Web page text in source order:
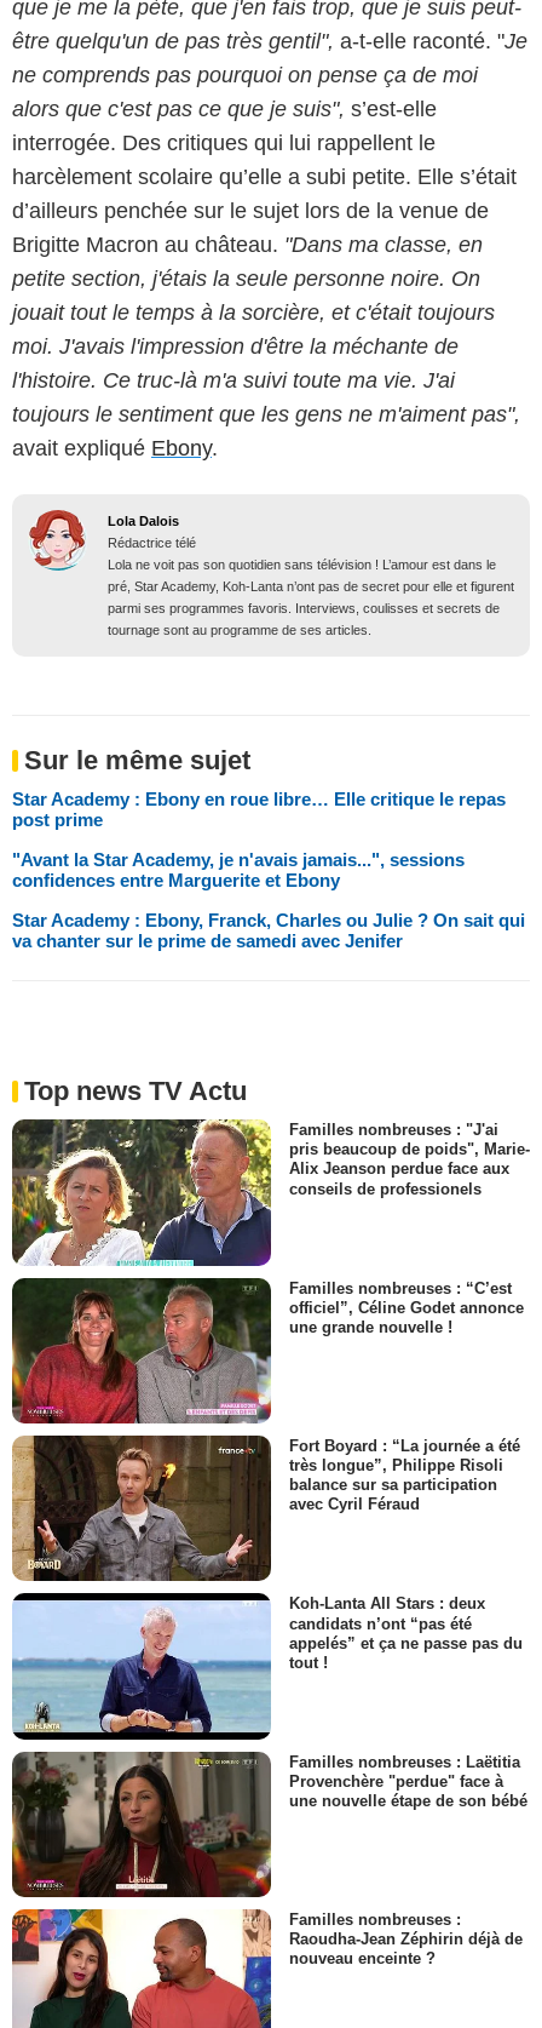
que je me la pète, que j'en fais trop, que je suis peut-
être quelqu'un de pas très gentil", a-t-elle raconté. "Je
ne comprends pas pourquoi on pense ça de moi
alors que c'est pas ce que je suis", s’est-elle
interrogée. Des critiques qui lui rappellent le
harcèlement scolaire qu’elle a subi petite. Elle s’était
d’ailleurs penchée sur le sujet lors de la venue de
Brigitte Macron au château. "Dans ma classe, en
petite section, j'étais la seule personne noire. On
jouait tout le temps à la sorcière, et c'était toujours
moi. J'avais l'impression d'être la méchante de
l'histoire. Ce truc-là m'a suivi toute ma vie. J'ai
toujours le sentiment que les gens ne m'aiment pas",
avait expliqué Ebony.
Lola Dalois
Rédactrice télé
Lola ne voit pas son quotidien sans télévision ! L’amour est dans le
pré, Star Academy, Koh-Lanta n’ont pas de secret pour elle et figurent
parmi ses programmes favoris. Interviews, coulisses et secrets de
tournage sont au programme de ses articles.
Sur le même sujet
Star Academy : Ebony en roue libre… Elle critique le repas
post prime
"Avant la Star Academy, je n'avais jamais...", sessions
confidences entre Marguerite et Ebony
Star Academy : Ebony, Franck, Charles ou Julie ? On sait qui
va chanter sur le prime de samedi avec Jenifer
Top news TV Actu
Familles nombreuses : "J'ai
pris beaucoup de poids", Marie-
Alix Jeanson perdue face aux
conseils de professionels
Familles nombreuses : “C’est
officiel”, Céline Godet annonce
une grande nouvelle !
Fort Boyard : “La journée a été
très longue”, Philippe Risoli
balance sur sa participation
avec Cyril Féraud
Koh-Lanta All Stars : deux
candidats n’ont “pas été
appelés” et ça ne passe pas du
tout !
Familles nombreuses : Laëtitia
Provenchère "perdue" face à
une nouvelle étape de son bébé
Familles nombreuses :
Raoudha-Jean Zéphirin déjà de
nouveau enceinte ?